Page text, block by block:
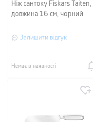
Ніж сантоку Fiskars Taiten,
довжина 16 см, чорний
Залишити відгук
Немає в наявності